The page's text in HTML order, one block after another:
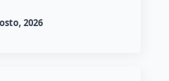
2026